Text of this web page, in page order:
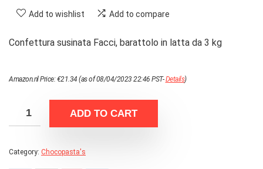
Add to wishlist Add to compare
Confettura susinata Facci, barattolo in latta da 3 kg
Amazon.nl Price:€21.34 (as of 08/04/2023 22:46 PST-Details)
ADD TO CART
Category: Chocopasta's